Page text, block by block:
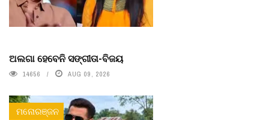
ଅଲଗା ହେବେନି ସଙ୍ଗୀତା-ବିଜୟ
14656 AUG 09, 2026
ମନୋରଞ୍ଜନ